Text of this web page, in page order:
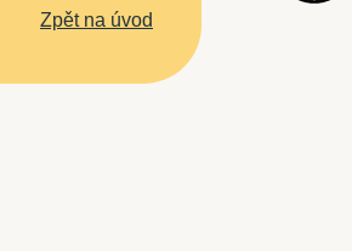
Zpět na úvod